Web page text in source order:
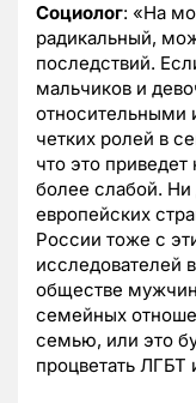
Социолог: «На
радикальный,
последствий.
мальчиков и
относительными
четких ролей в
что это
более слабой. Ни
европейских
России тоже с
исследователей
обществе
семейных
семью, или это
процветать ЛГБТ